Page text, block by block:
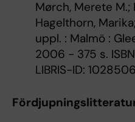
Mørch, Merete M.;
Hagelthorn,
uppl. : Malmö :
2006 - 375 s.
LIBRIS-ID: